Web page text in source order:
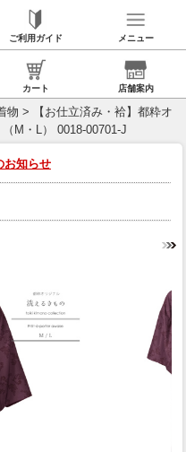
ご利用ガイド メニュー
カート 店舗案内
物 > 【お仕立済み・袷】都粋オ
M・L） 0018-00701-J
お知らせ